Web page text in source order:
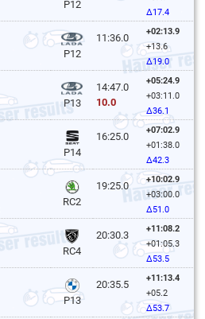
P12
Δ17.4
P12
11:36.0
+02:13.9
+13.6
Δ19.0
P13
14:47.0
10.0
+05:24.9
+03:11.0
Δ36.1
P14
16:25.0
+07:02.9
+01:38.0
Δ42.3
RC2
19:25.0
+10:02.9
+03:00.0
Δ51.0
RC4
20:30.3
+11:08.2
+01:05.3
Δ53.5
P13
20:35.5
+11:13.4
+05.2
Δ53.7